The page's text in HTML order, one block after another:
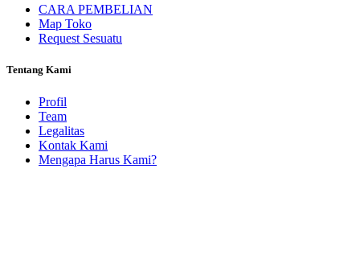
CARA PEMBELIAN
Map Toko
Request Sesuatu
Tentang Kami
Profil
Team
Legalitas
Kontak Kami
Mengapa Harus Kami?